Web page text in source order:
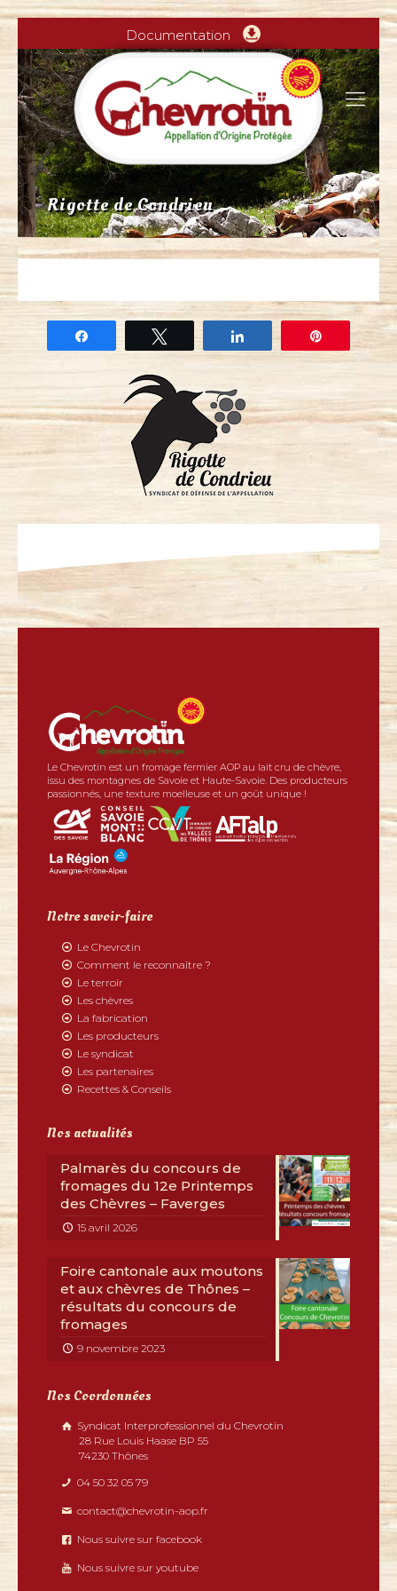
Documentation
Rigotte de Condrieu
Tweetez Épingle
Le Chevrotin est un fromage fermier AOP au lait cru de chèvre,
issu des montagnes de Savoie et Haute-Savoie. Des producteurs
passionnés, une texture moelleuse et un goût unique !
Notre savoir-faire
Le Chevrotin
Comment le reconnaître ?
Le terroir
Les chèvres
La fabrication
Les producteurs
Le syndicat
Les partenaires
Recettes & Conseils
Nos actualités
Palmarès du concours de
fromages du 12e Printemps
des Chèvres – Faverges
15 avril 2026
Foire cantonale aux moutons
et aux chèvres de Thônes –
résultats du concours de
fromages
9 novembre 2023
Nos Coordonnées
Syndicat Interprofessionnel du Chevrotin
28 Rue Louis Haase BP 55
74230 Thônes
04 50 32 05 79
contact@chevrotin-aop.fr
Nous suivre sur facebook
Nous suivre sur youtube